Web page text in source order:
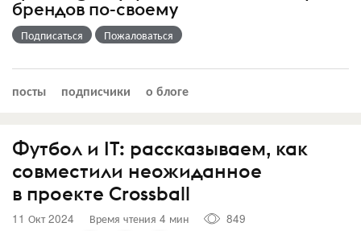
брендов по-своему
Подписаться Пожаловаться
посты подписчики о блоге
Футбол и IT: рассказываем, как
совместили неожиданное
в проекте Crossball
11 Окт 2024 Время чтения 4 мин
849